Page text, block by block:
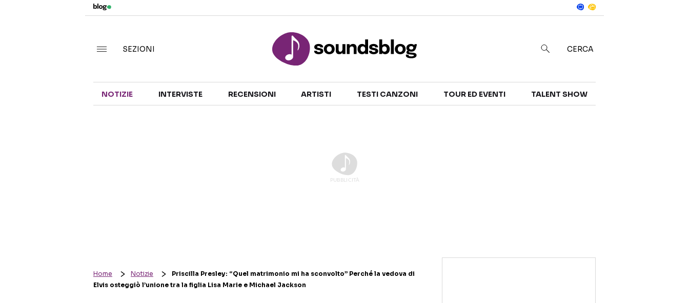
TALENT SHOW
SEZIONI CERCA
NOTIZIE INTERVISTE RECENSIONI ARTISTI TESTI CANZONI TOUR ED EVENTI TALENT SHOW
Home Notizie
Priscilla Presley: “Quel matrimonio mi ha sconvolto” Perché la vedova di
Elvis osteggiò l’unione tra la figlia Lisa Marie e Michael Jackson